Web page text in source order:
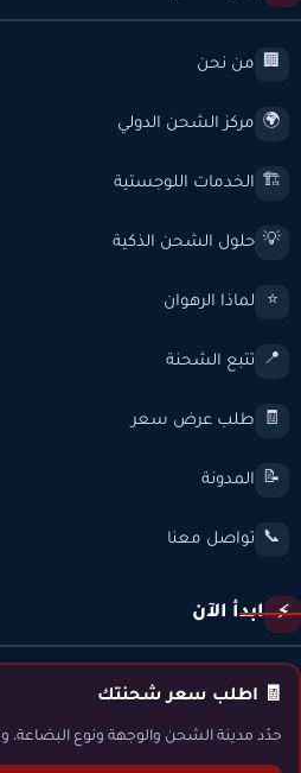
🏢 من نحن
🌍 مركز الشحن الدولي
🏗️ الخدمات اللوجستية
💡 حلول الشحن الذكية
⭐ لماذا الرهوان
📍 تتبع الشحنة
🧾 طلب عرض سعر
📝 المدونة
📞 تواصل معنا
⚡ ابدأ الآن
🧾 اطلب سعر شحنتك
حدّد مدينة الشحن والوجهة ونوع